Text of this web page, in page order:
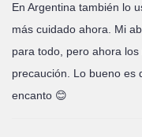
En Argentina también lo
más cuidado ahora. Mi
para todo, pero ahora
precaución. Lo bueno es
encanto 😊